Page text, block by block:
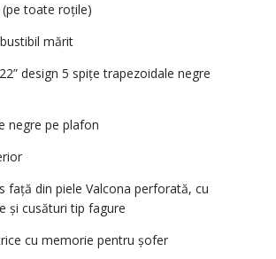
toate roțile)
mărit
design 5 spițe trapezoidale negre
negre pe plafon
față din piele Valcona perforată, cu
și cusături tip fagure
cu memorie pentru șofer